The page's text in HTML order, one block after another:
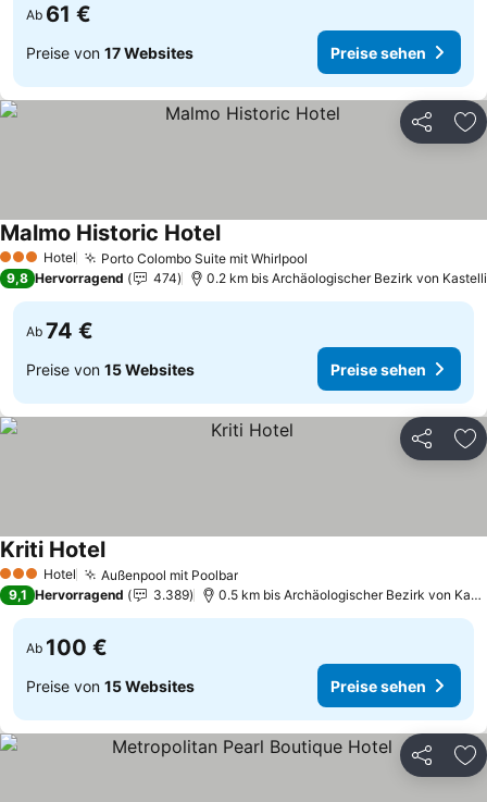
Ab 61 €
Preise von 17 Websites Preise sehen
Teilen
3 SterneHotel Porto Colombo Suite mit Whirlpool
Malmo Historic HotelPreise sehen
9,8 Hervorragend 474 0.2 km bis Archäologischer Bezirk von Kastelli
Ab 74 €
Preise von 15 Websites Preise sehen
Teilen
3 SterneHotel Außenpool mit PoolbarPreise sehen
Kriti HotelPreise sehen
9,1 Hervorragend 3.389 0.5 km bis Archäologischer Bezirk von
Ab 100 €
Preise von 15 Websites Preise sehen
Teilen